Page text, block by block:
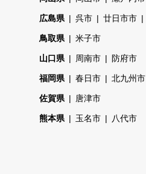
広島県 呉市 廿日市市
鳥取県 米子市
山口県 周南市 防府市
福岡県 春日市 北九州市
佐賀県 唐津市
熊本県 玉名市 八代市